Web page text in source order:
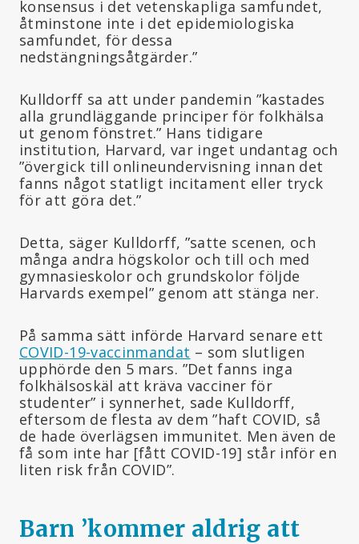
konsensus i det vetenskapliga samfundet,
åtminstone inte i det epidemiologiska
samfundet, för dessa
nedstängningsåtgärder.”
Kulldorff sa att under pandemin ”kastades
alla grundläggande principer för folkhälsa
ut genom fönstret.” Hans tidigare
institution, Harvard, var inget undantag och
”övergick till onlineundervisning innan det
fanns något statligt incitament eller tryck
för att göra det.”
Detta, säger Kulldorff, ”satte scenen, och
många andra högskolor och till och med
gymnasieskolor och grundskolor följde
Harvards exempel” genom att stänga ner.
På samma sätt införde Harvard senare ett
COVID-19-vaccinmandat – som slutligen
upphörde den 5 mars. ”Det fanns inga
folkhälsoskäl att kräva vacciner för
studenter” i synnerhet, sade Kulldorff,
eftersom de flesta av dem ”haft COVID, så
de hade överlägsen immunitet. Men även de
få som inte har [fått COVID-19] står inför en
liten risk från COVID”.
Barn ’kommer aldrig att